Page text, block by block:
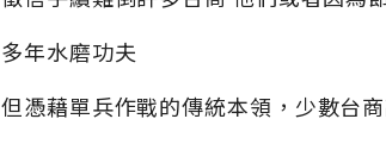
多年水磨功夫
但憑藉單兵作戰的傳統本領，少數台